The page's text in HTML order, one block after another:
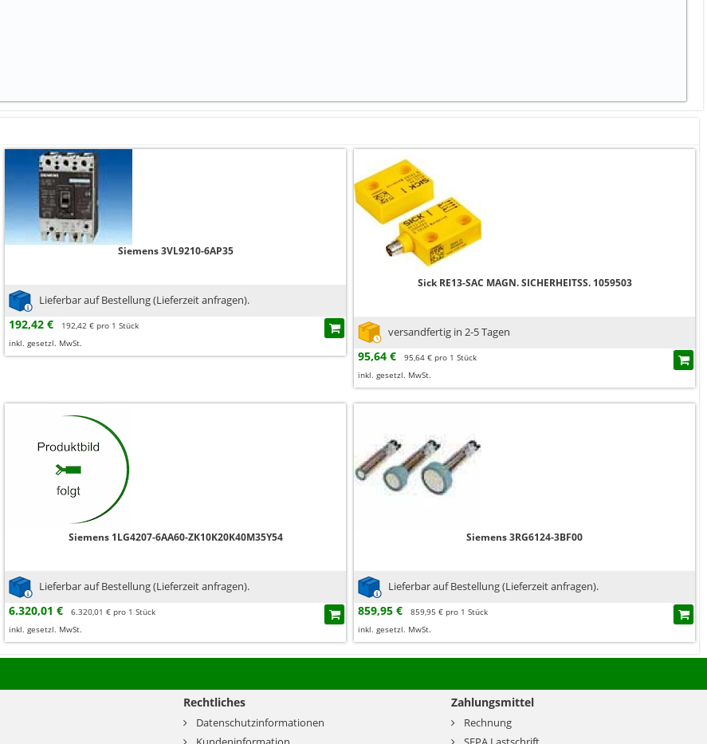
Siemens 3VL9210-6AP35
Lieferbar auf Bestellung (Lieferzeit anfragen).
192,42 €
192,42 € pro 1 Stück
inkl. gesetzl. MwSt.
Sick RE13-SAC MAGN. SICHERHEITSS. 1059503
versandfertig in 2-5 Tagen
95,64 €
95,64 € pro 1 Stück
inkl. gesetzl. MwSt.
Siemens 1LG4207-6AA60-ZK10K20K40M35Y54
Lieferbar auf Bestellung (Lieferzeit anfragen).
6.320,01 €
6.320,01 € pro 1 Stück
inkl. gesetzl. MwSt.
Siemens 3RG6124-3BF00
Lieferbar auf Bestellung (Lieferzeit anfragen).
859,95 €
859,95 € pro 1 Stück
inkl. gesetzl. MwSt.
Rechtliches
Datenschutzinformationen
Zahlungsmittel
Rechnung